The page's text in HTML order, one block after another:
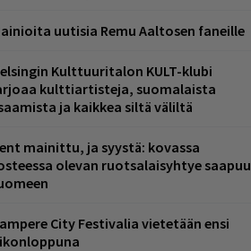
uutisia Remu Aaltosen faneille
Kulttuuritalon KULT-klubi
kulttiartisteja, suomalaista
ja kaikkea siltä väliltä
mainittu, ja syystä: kovassa
olevan ruotsalaisyhtye saapuu
City Festivalia vietetään ensi